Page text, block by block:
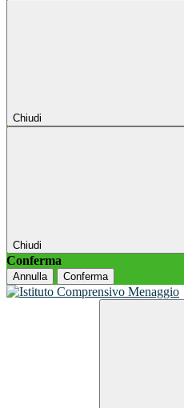
Chiudi
Chiudi
Conferma
Annulla Conferma